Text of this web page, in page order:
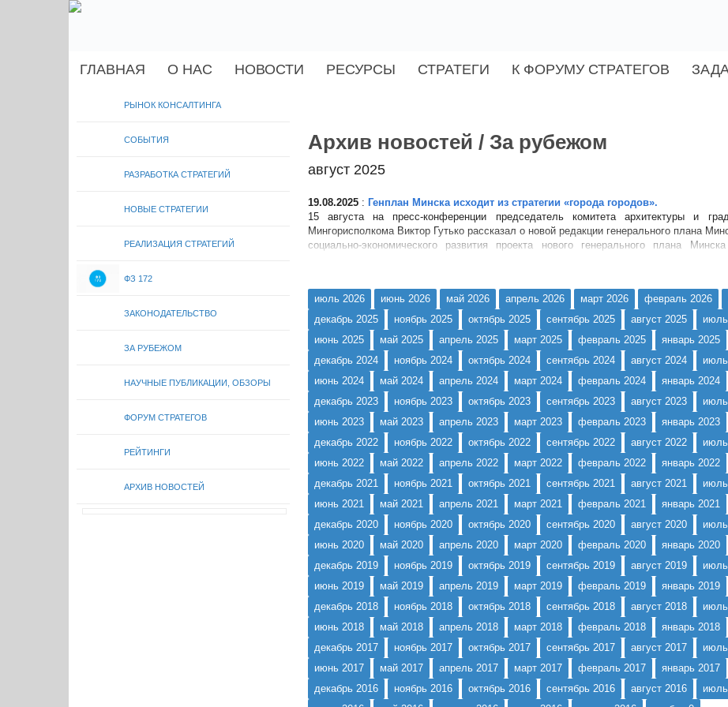
ГЛАВНАЯ О НАС НОВОСТИ РЕСУРСЫ СТРАТЕГИ К ФОРУМУ СТРАТЕГОВ
РЫНОК КОНСАЛТИНГА
СОБЫТИЯ
РАЗРАБОТКА СТРАТЕГИЙ
НОВЫЕ СТРАТЕГИИ
РЕАЛИЗАЦИЯ СТРАТЕГИЙ
ФЗ 172
ЗАКОНОДАТЕЛЬСТВО
ЗА РУБЕЖОМ
НАУЧНЫЕ ПУБЛИКАЦИИ, ОБЗОРЫ
ФОРУМ СТРАТЕГОВ
РЕЙТИНГИ
АРХИВ НОВОСТЕЙ
Архив новостей / За рубежом
август 2025
19.08.2025: Генплан Минска исходит из стратегии «города городов».
15 августа на пресс-конференции председатель комитета архитектуры и
Мингорисполкома Виктор Гутько рассказал о новой редакции генерального плана
социально-экономического развития проекта нового генерального плана
июль 2026 июнь 2026 май 2026 апрель 2026 март 2026 февраль 2026
декабрь 2025
ноябрь 2025 октябрь 2025 сентябрь 2025 август 2025
июнь 2025
май 2025 апрель 2025 март 2025 февраль 2025
январь 2025
декабрь 2024
ноябрь 2024 октябрь 2024 сентябрь 2024 август 2024
июнь 2024
май 2024 апрель 2024 март 2024 февраль 2024
январь 2024
декабрь 2023
ноябрь 2023 октябрь 2023 сентябрь 2023 август 2023
июнь 2023
май 2023 апрель 2023 март 2023 февраль 2023
январь 2023
декабрь 2022
ноябрь 2022 октябрь 2022 сентябрь 2022 август 2022
июнь 2022
май 2022 апрель 2022 март 2022 февраль 2022
январь 2022
декабрь 2021
ноябрь 2021 октябрь 2021 сентябрь 2021 август 2021
июнь 2021
май 2021 апрель 2021 март 2021 февраль 2021
январь 2021
декабрь 2020
ноябрь 2020 октябрь 2020 сентябрь 2020 август 2020
июнь 2020
май 2020 апрель 2020 март 2020 февраль 2020
январь 2020
декабрь 2019
ноябрь 2019 октябрь 2019 сентябрь 2019 август 2019
июнь 2019
май 2019 апрель 2019 март 2019 февраль 2019
январь 2019
декабрь 2018
ноябрь 2018 октябрь 2018 сентябрь 2018 август 2018
июнь 2018
май 2018 апрель 2018 март 2018 февраль 2018
январь 2018
декабрь 2017
ноябрь 2017 октябрь 2017 сентябрь 2017 август 2017
июнь 2017
май 2017 апрель 2017 март 2017 февраль 2017
январь 2017
декабрь 2016
ноябрь 2016 октябрь 2016 сентябрь 2016 август 2016